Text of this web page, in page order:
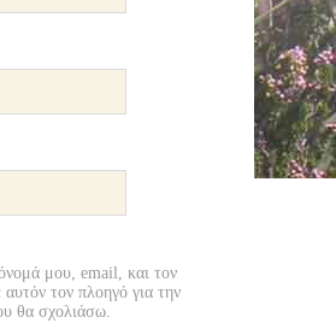
μου, email, και τον
τον πλοηγό για την
θα σχολιάσω.